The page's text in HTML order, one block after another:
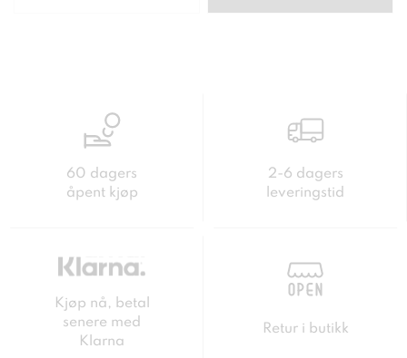
60 dagers
åpent kjøp
2-6 dagers
leveringstid
Kjøp nå, betal
senere med
Klarna
Retur i butikk